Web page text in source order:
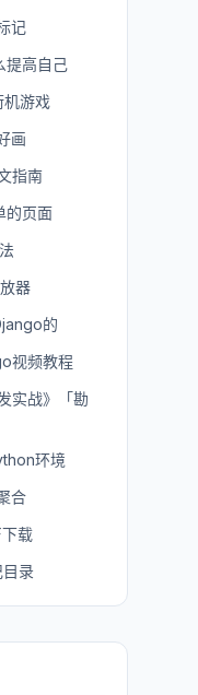
记
提高自己
游戏
画
指南
的页面
器
的
视频教程
实战》「勘
环境
合
载
录